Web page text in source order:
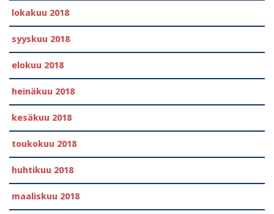
lokakuu 2018
syyskuu 2018
elokuu 2018
heinäkuu 2018
kesäkuu 2018
toukokuu 2018
huhtikuu 2018
maaliskuu 2018